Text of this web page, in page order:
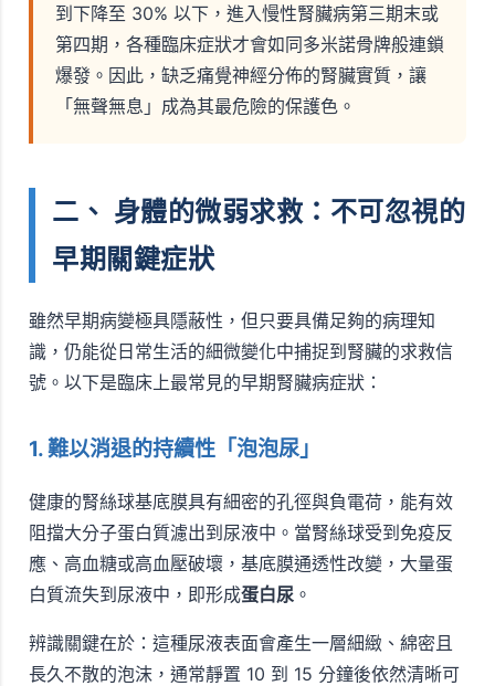
到下降至 30% 以下，進入慢性腎臟病第三期末或
第四期，各種臨床症狀才會如同多米諾骨牌般連鎖
爆發。因此，缺乏痛覺神經分佈的腎臟實質，讓
「無聲無息」成為其最危險的保護色。
二、 身體的微弱求救：不可忽視的
早期關鍵症狀
雖然早期病變極具隱蔽性，但只要具備足夠的病理知
識，仍能從日常生活的細微變化中捕捉到腎臟的求救信
號。以下是臨床上最常見的早期腎臟病症狀：
1. 難以消退的持續性「泡泡尿」
健康的腎絲球基底膜具有細密的孔徑與負電荷，能有效
阻擋大分子蛋白質濾出到尿液中。當腎絲球受到免疫反
應、高血糖或高血壓破壞，基底膜通透性改變，大量蛋
白質流失到尿液中，即形成蛋白尿 。
辨識關鍵在於：這種尿液表面會產生一層細緻、綿密且
長久不散的泡沫，通常靜置 10 到 15 分鐘後依然清晰可